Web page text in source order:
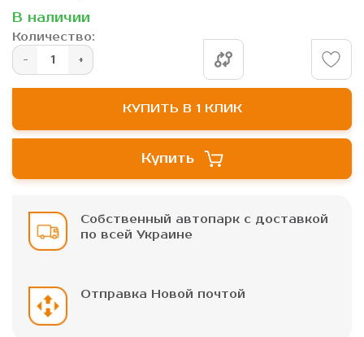
галереи
изображений
В наличии
Количество:
Купить
КУПИТЬ В 1 КЛИК
Собственный автопарк с доставкой
по всей Украине
Отправка Новой почтой